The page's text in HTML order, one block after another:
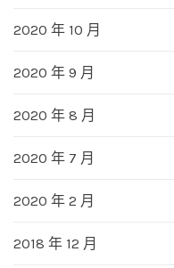
2020 年 10 月
2020 年 9 月
2020 年 8 月
2020 年 7 月
2020 年 2 月
2018 年 12 月